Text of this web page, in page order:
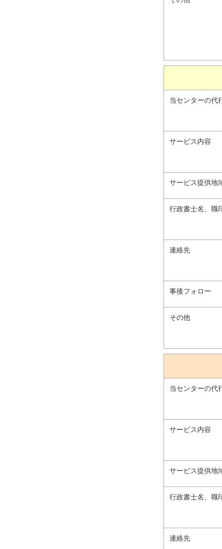
当センターの代
サービス内容
サービス提供地
行政書士名、職
連絡先
事後フォロー
その他
当センターの代
サービス内容
サービス提供地
行政書士名、職
連絡先